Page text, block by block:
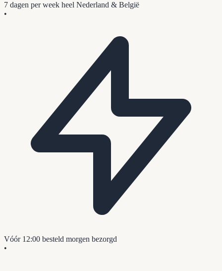
7 dagen per week heel Nederland & België
•
Vóór 12:00 besteld morgen bezorgd
•